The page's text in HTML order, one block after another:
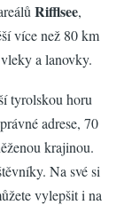
Rifflsee,
více než 80 km
a lanovky.
tyrolskou horu
adrese, 70
krajinou.
Na své si
vylepšit i na